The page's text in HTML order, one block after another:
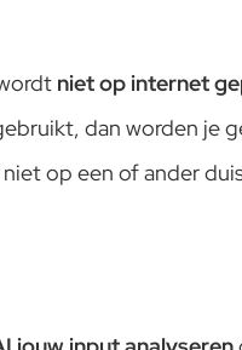
niet op internet
dan worden je
op een of ander